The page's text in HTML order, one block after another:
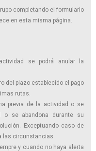
completando el formulario
en esta misma página.
se podrá anular la
del plazo establecido el pago
rutas.
previa de la actividad o se
o se abandona durante su
Exceptuando caso de
las circunstancias.
y cuando no haya alerta